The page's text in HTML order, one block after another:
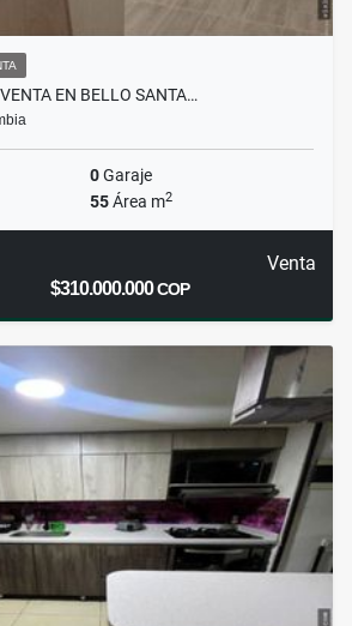
EN BELLO SANTA…
0Garaje
55Área m2
Venta
$310.000.000COP